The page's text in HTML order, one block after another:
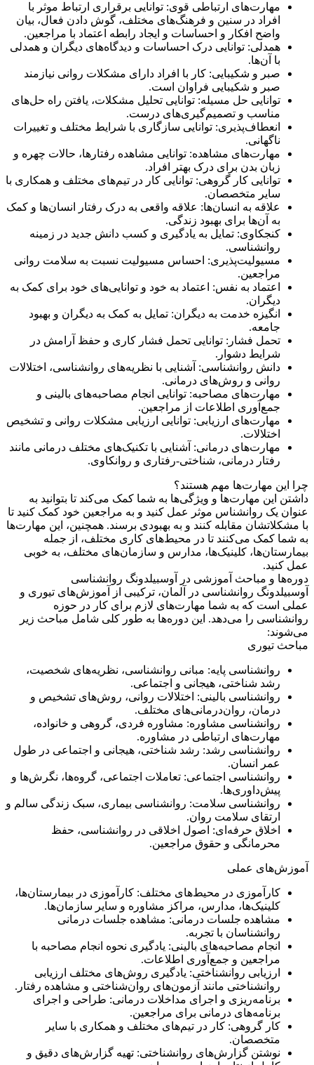
مهارت‌های ارتباطی قوی: توانایی برقراری ارتباط موثر با
افراد در سنین و فرهنگ‌های مختلف، گوش دادن فعال، بیان
واضح افکار و احساسات و ایجاد رابطه اعتماد با مراجعین.
همدلی: توانایی درک احساسات و دیدگاه‌های دیگران و همدلی
با آن‌ها.
صبر و شکیبایی: کار با افراد دارای مشکلات روانی نیازمند
صبر و شکیبایی فراوان است.
توانایی حل مسیله: توانایی تحلیل مشکلات، یافتن راه حل‌های
مناسب و تصمیم‌گیری‌های درست.
انعطاف‌پذیری: توانایی سازگاری با شرایط مختلف و تغییرات
ناگهانی.
مهارت‌های مشاهده: توانایی مشاهده رفتارها، حالات چهره و
زبان بدن برای درک بهتر افراد.
توانایی کار گروهی: توانایی کار در تیم‌های مختلف و همکاری با
سایر متخصصان.
علاقه به انسان‌ها: علاقه واقعی به درک رفتار انسان‌ها و کمک
به آن‌ها برای بهبود زندگی.
کنجکاوی: تمایل به یادگیری و کسب دانش جدید در زمینه
روانشناسی.
مسیولیت‌پذیری: احساس مسیولیت نسبت به سلامت روانی
مراجعین.
اعتماد به نفس: اعتماد به خود و توانایی‌های خود برای کمک به
دیگران.
انگیزه خدمت به دیگران: تمایل به کمک به دیگران و بهبود
جامعه.
تحمل فشار: توانایی تحمل فشار کاری و حفظ آرامش در
شرایط دشوار.
دانش روانشناسی: آشنایی با نظریه‌های روانشناسی، اختلالات
روانی و روش‌های درمانی.
مهارت‌های مصاحبه: توانایی انجام مصاحبه‌های بالینی و
جمع‌آوری اطلاعات از مراجعین.
مهارت‌های ارزیابی: توانایی ارزیابی مشکلات روانی و تشخیص
اختلالات.
مهارت‌های درمانی: آشنایی با تکنیک‌های مختلف درمانی مانند
رفتار درمانی، شناختی-رفتاری و روانکاوی.
چرا این مهارت‌ها مهم هستند؟
داشتن این مهارت‌ها و ویژگی‌ها به شما کمک می‌کند تا بتوانید به
عنوان یک روانشناس موثر عمل کنید و به مراجعین خود کمک کنید تا
با مشکلاتشان مقابله کنند و به بهبودی برسند. همچنین، این مهارت‌ها
به شما کمک می‌کنند تا در محیط‌های کاری مختلف، از جمله
بیمارستان‌ها، کلینیک‌ها، مدارس و سازمان‌های مختلف، به خوبی
عمل کنید.
دوره‌ها و مباحث آموزشی در آوسبیلدونگ روانشناسی
آوسبیلدونگ روانشناسی در آلمان، ترکیبی از آموزش‌های تیوری و
عملی است که به شما مهارت‌های لازم برای کار در حوزه
روانشناسی را می‌دهد. این دوره‌ها به طور کلی شامل مباحث زیر
می‌شوند:
مباحث تیوری
روانشناسی پایه: مبانی روانشناسی، نظریه‌های شخصیت،
رشد شناختی، هیجانی و اجتماعی.
روانشناسی بالینی: اختلالات روانی، روش‌های تشخیص و
درمان، روان‌درمانی‌های مختلف.
روانشناسی مشاوره: مشاوره فردی، گروهی و خانواده،
مهارت‌های ارتباطی در مشاوره.
روانشناسی رشد: رشد شناختی، هیجانی و اجتماعی در طول
عمر انسان.
روانشناسی اجتماعی: تعاملات اجتماعی، گروه‌ها، نگرش‌ها و
پیش‌داوری‌ها.
روانشناسی سلامت: روانشناسی بیماری، سبک زندگی سالم و
ارتقای سلامت روان.
اخلاق حرفه‌ای: اصول اخلاقی در روانشناسی، حفظ
محرمانگی و حقوق مراجعین.
آموزش‌های عملی
کارآموزی در محیط‌های مختلف: کارآموزی در بیمارستان‌ها،
کلینیک‌ها، مدارس، مراکز مشاوره و سایر سازمان‌ها.
مشاهده جلسات درمانی: مشاهده جلسات درمانی
روانشناسان با تجربه.
انجام مصاحبه‌های بالینی: یادگیری نحوه انجام مصاحبه با
مراجعین و جمع‌آوری اطلاعات.
ارزیابی روانشناختی: یادگیری روش‌های مختلف ارزیابی
روانشناختی مانند آزمون‌های روان‌شناختی و مشاهده رفتار.
برنامه‌ریزی و اجرای مداخلات درمانی: طراحی و اجرای
برنامه‌های درمانی برای مراجعین.
کار گروهی: کار در تیم‌های مختلف و همکاری با سایر
متخصصان.
نوشتن گزارش‌های روانشناختی: تهیه گزارش‌های دقیق و